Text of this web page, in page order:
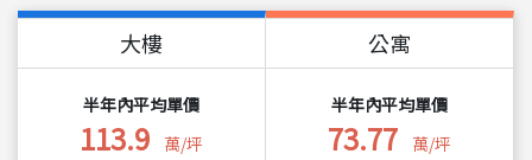
大樓
半年內平均單價
113.9 萬/坪
公寓
半年內平均單價
73.77 萬/坪